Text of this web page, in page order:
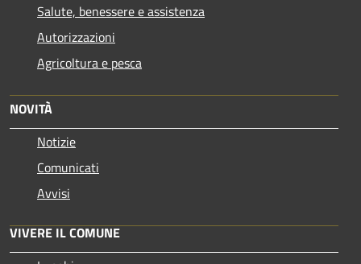
Salute, benessere e assistenza
Autorizzazioni
Agricoltura e pesca
NOVITÀ
Notizie
Comunicati
Avvisi
VIVERE IL COMUNE